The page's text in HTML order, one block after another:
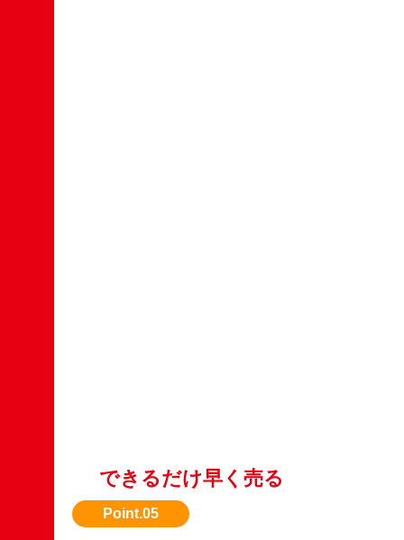
できるだけ早く売る
時間が経つと価値が下がるため、売却は早め